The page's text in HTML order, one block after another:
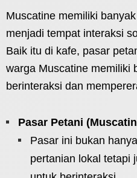
Muscatine memiliki
menjadi tempat interaksi
Baik itu di kafe, pasar
warga Muscatine memiliki
berinteraksi dan
Pasar Petani
Pasar ini bukan
pertanian lokal tetapi